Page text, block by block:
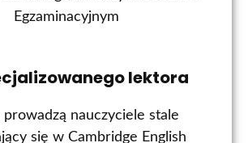
Egzaminacyjnym
lektora
prowadzą nauczyciele stale
się w Cambridge English